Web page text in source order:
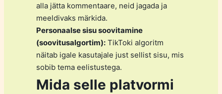
alla jätta kommentaare, neid jagada ja
meeldivaks märkida.
Personaalse sisu soovitamine
(soovitusalgortim):TikToki algoritm
näitab igale kasutajale just sellist sisu, mis
sobib tema eelistustega.
Mida selle platvormi